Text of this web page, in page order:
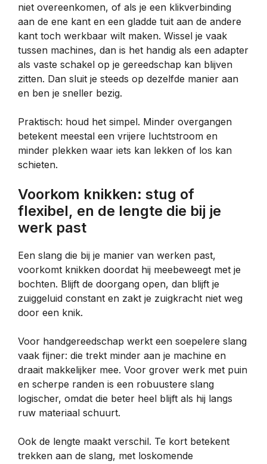
niet overeenkomen, of als je een klikverbinding
aan de ene kant en een gladde tuit aan de andere
kant toch werkbaar wilt maken. Wissel je vaak
tussen machines, dan is het handig als een adapter
als vaste schakel op je gereedschap kan blijven
zitten. Dan sluit je steeds op dezelfde manier aan
en ben je sneller bezig.
Praktisch: houd het simpel. Minder overgangen
betekent meestal een vrijere luchtstroom en
minder plekken waar iets kan lekken of los kan
schieten.
Voorkom knikken: stug of
flexibel, en de lengte die bij je
werk past
Een slang die bij je manier van werken past,
voorkomt knikken doordat hij meebeweegt met je
bochten. Blijft de doorgang open, dan blijft je
zuiggeluid constant en zakt je zuigkracht niet weg
door een knik.
Voor handgereedschap werkt een soepelere slang
vaak fijner: die trekt minder aan je machine en
draait makkelijker mee. Voor grover werk met puin
en scherpe randen is een robuustere slang
logischer, omdat die beter heel blijft als hij langs
ruw materiaal schuurt.
Ook de lengte maakt verschil. Te kort betekent
trekken aan de slang, met loskomende